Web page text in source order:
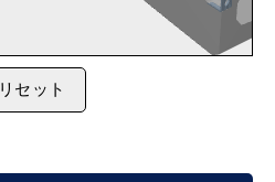
リセット